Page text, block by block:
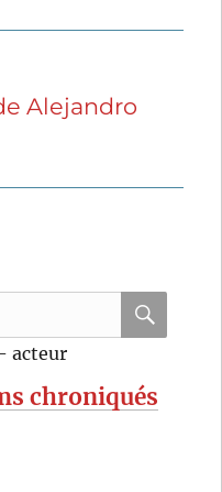
Alejandro
acteur
chroniqués